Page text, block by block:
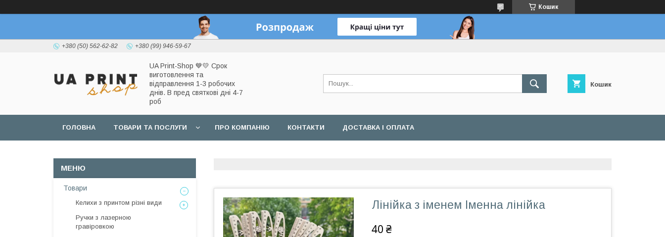
Кошик
+380 (50) 562-62-82 +380 (99) 946-59-67
UA Print-Shop ​💙💛 Срок
виготовлення та
відправлення 1-3 робочих
днів. В пред святкові дні 4-7
роб
Кошик
ГОЛОВНА ТОВАРИ ТА ПОСЛУГИ ПРО КОМПАНІЮ КОНТАКТИ ДОСТАВКА І ОПЛАТА
Лінійка з іменем Іменна лінійка
40 ₴
Товари
Келихи з принтом різні види
Ручки з лазерною
гравіровкою